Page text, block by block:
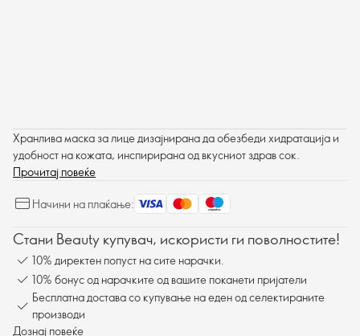
Хранлива маска за лице дизајнирана да обезбеди хидратација и
удобност на кожата, инспирирана од вкусниот здрав сок.
Прочитај повеќе
Начини на плаќање:
Стани Beauty купувач, искористи ги поволностите!
10% директен попуст на сите нарачки.
10% бонус од нарачките од вашите поканети пријатели
Бесплатна достава со купување на еден од селектираните
производи
Дознај повеќе